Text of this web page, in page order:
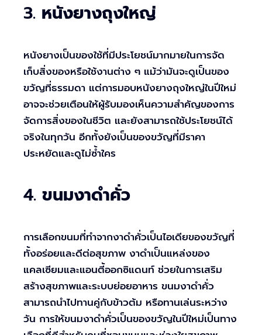
3. หนังยางถุงใหญ่
หนังยางเป็นของใช้ที่มีประโยชน์มากมายในการจัด
เก็บสิ่งของหรือใช้งานต่าง ๆ แม้ว่ามันจะดูเป็นของ
ขวัญที่ธรรมดา แต่การมอบหนังยางถุงใหญ่ในปีใหม่
อาจจะช่วยเตือนให้ผู้รับมองเห็นความสำคัญของการ
จัดการสิ่งของในชีวิต และยังสามารถใช้ประโยชน์ได้
จริงในทุกวัน อีกทั้งยังเป็นของขวัญที่มีราคา
ประหยัดและดูไม่ซ้ำใคร
4. ขนมงาดำคั่ว
การเลือกขนมที่ทำจากงาดำคั่วเป็นไอเดียของขวัญที่
ทั้งอร่อยและดีต่อสุขภาพ งาดำเป็นแหล่งของ
แคลเซียมและแอนตี้ออกซิแดนท์ ช่วยในการเสริม
สร้างสุขภาพและระบบย่อยอาหาร ขนมงาดำคั่ว
สามารถนำไปทานคู่กับข้าวต้ม หรือทานเล่นระหว่าง
วัน การให้ขนมงาดำคั่วเป็นของขวัญในปีใหม่เป็นทาง